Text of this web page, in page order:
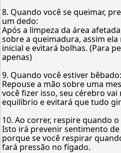
8. Quando você se queimar,
um dedo:
Após a limpeza da área
sobre a queimadura, assim
inicial e evitará bolhas. (Para
apenas)
9. Quando você estiver bêbado:
Repouse a mão sobre uma
você fizer isso, seu cérebro
equilíbrio e evitará que tudo
10. Ao correr, respire quando
Isto irá prevenir sentimento
porque se você respirar
fará pressão no fígado.